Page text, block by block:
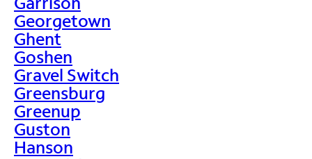
Georgetown
Ghent
Goshen
Gravel Switch
Greensburg
Greenup
Guston
Hanson